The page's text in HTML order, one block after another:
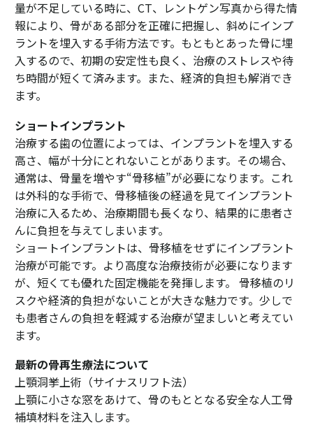
量が不足している時に、CT、レントゲン写真から得た情
報により、骨がある部分を正確に把握し、斜めにインプ
ラントを埋入する手術方法です。もともとあった骨に埋
入するので、初期の安定性も良く、治療のストレスや待
ち時間が短くて済みます。また、経済的負担も解消でき
ます。
ショートインプラント
治療する歯の位置によっては、インプラントを埋入する
高さ、幅が十分にとれないことがあります。その場合、
通常は、骨量を増やす“骨移植”が必要になります。これ
は外科的な手術で、骨移植後の経過を見てインプラント
治療に入るため、治療期間も長くなり、結果的に患者さ
んに負担を与えてしまいます。
ショートインプラントは、骨移植をせずにインプラント
治療が可能です。より高度な治療技術が必要になります
が、短くても優れた固定機能を発揮します。 骨移植のリ
スクや経済的負担がないことが大きな魅力です。少しで
も患者さんの負担を軽減する治療が望ましいと考えてい
ます。
最新の骨再生療法について
上顎洞挙上術（サイナスリフト法）
上顎に小さな窓をあけて、骨のもととなる安全な人工骨
補填材料を注入します。